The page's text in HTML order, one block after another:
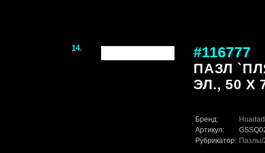
14. #116777
ПАЗЛ
ЭЛ., 50 Х
Бренд:
Артикул:
Рубрикатор: Пазлы/